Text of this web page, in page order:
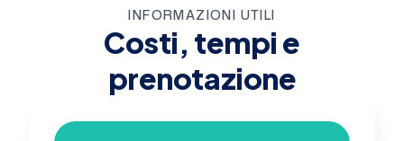
INFORMAZIONI UTILI
Costi, tempi e
prenotazione